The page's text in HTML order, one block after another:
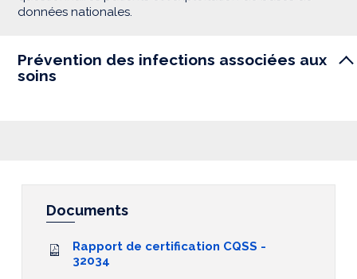
données nationales.
Prévention des infections associées aux
soins
Documents
Rapport de certification CQSS -
32034